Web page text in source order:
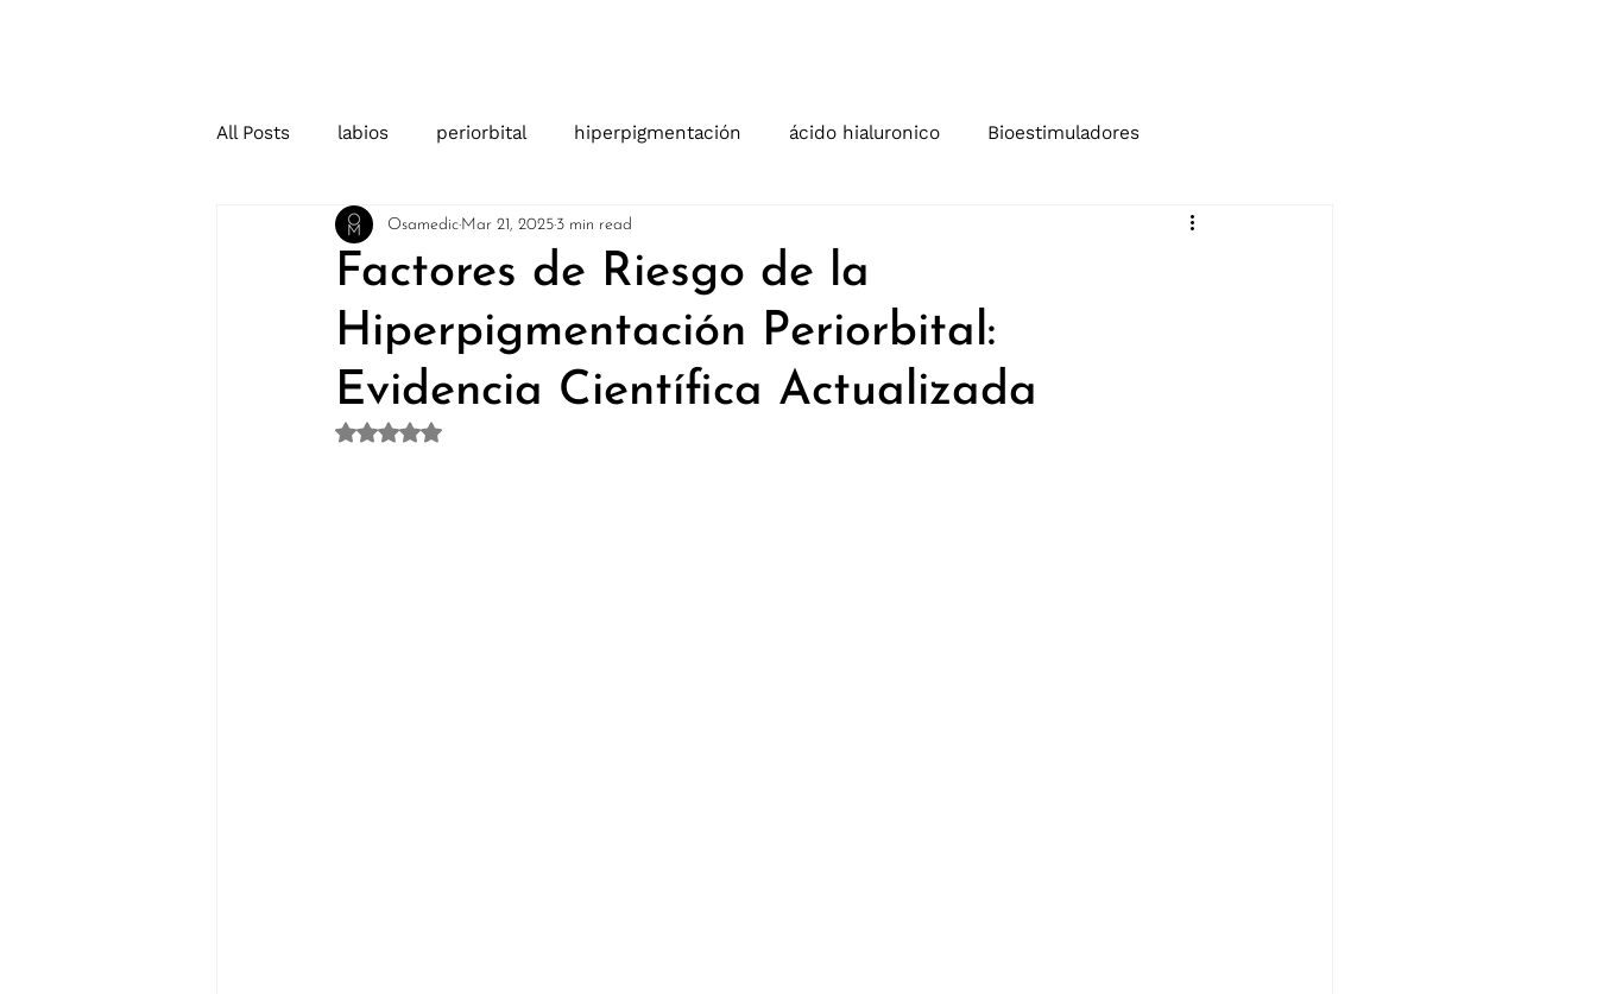
All Posts labios periorbital hiperpigmentación ácido hialuronico Bioestimuladores
Factores de Riesgo de la
Hiperpigmentación Periorbital:
Evidencia Científica Actualizada
Osamedic Mar 21, 2025 3 min read
Rated NaN out of 5 stars.